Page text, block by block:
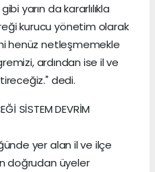
yarın da kararlılıkla
kurucu yönetim olarak
henüz netleşmemekle
ardından ise il ve
dedi.
SİSTEM DEVRİM
yer alan il ve ilçe
doğrudan üyeler